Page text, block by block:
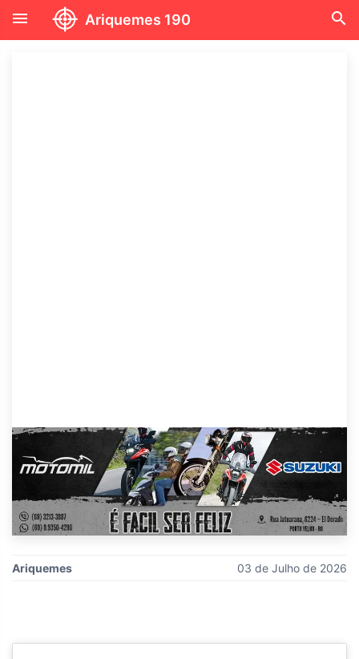
menu Ariquemes 190 search
Ariquemes 03 de Julho de 2026